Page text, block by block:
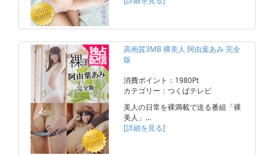
高画質3MB 裸美人 阿由葉あみ 完全
版
消費ポイント：1980Pt
カテゴリー：つくばテレビ
美人の日常を裸満載で送る番組「裸
美人」…
[詳細を見る]